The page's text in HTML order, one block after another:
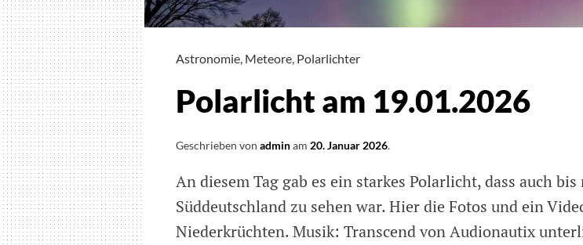
Astronomie, Meteore, Polarlichter
Polarlicht am 19.01.2026
Geschrieben von adminam 20. Januar 2026.
An diesem Tag gab es ein starkes Polarlicht, dass auch bis
Süddeutschland zu sehen war. Hier die Fotos und ein
Niederkrüchten. Musik: Transcend von Audionautix